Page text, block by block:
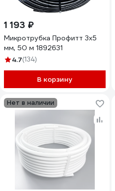
1 193 ₽
Микротрубка Профитт 3x5
мм, 50 м 1892631
4.7(134)
В корзину
Нет в наличии